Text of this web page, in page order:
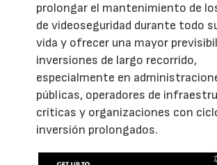
prolongar el mantenimiento de
de videoseguridad durante todo
vida y ofrecer una mayor
inversiones de largo recorrido,
especialmente en
públicas, operadores de
críticas y organizaciones con
inversión prolongados.